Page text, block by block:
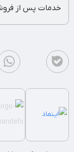
خدمات پس از